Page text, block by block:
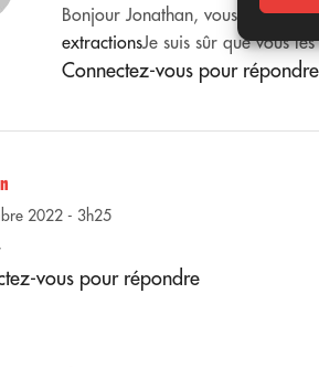
Bonjour Jonathan, vous avez les
extractionsJe suis sûr que vous
Connectez-vous pour répondre
2022 - 3h25
vous pour répondre